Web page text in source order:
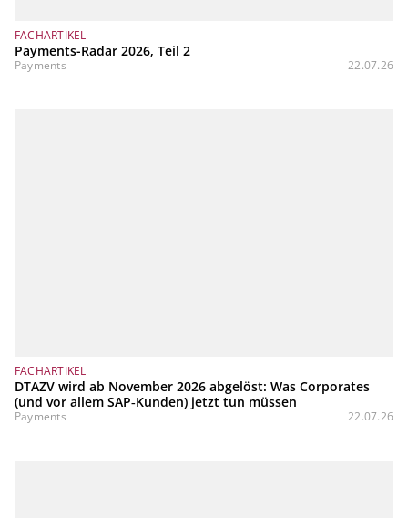
FACHARTIKEL
Payments-Radar 2026, Teil 2
Payments 22.07.26
FACHARTIKEL
DTAZV wird ab November 2026 abgelöst: Was Corporates
(und vor allem SAP‑Kunden) jetzt tun müssen
Payments 22.07.26